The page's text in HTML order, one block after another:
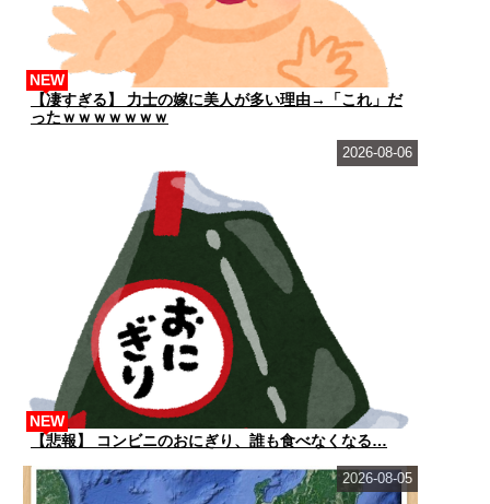
【凄すぎる】 力士の嫁に美人が多い理由→「これ」だ
ったｗｗｗｗｗｗｗ
NEW
【悲報】 コンビニのおにぎり、誰も食べなくなる…
NEW
2026-08-06
2026-08-05